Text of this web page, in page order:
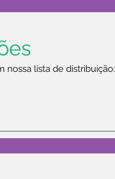
nossa lista de distribuição: